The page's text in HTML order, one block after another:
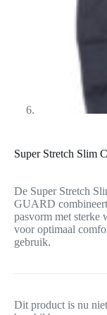
Super Stretch Slim
De Super Stretch
GUARD
pasvorm met sterke
voor optimaal
gebruik.
Dit product is nu